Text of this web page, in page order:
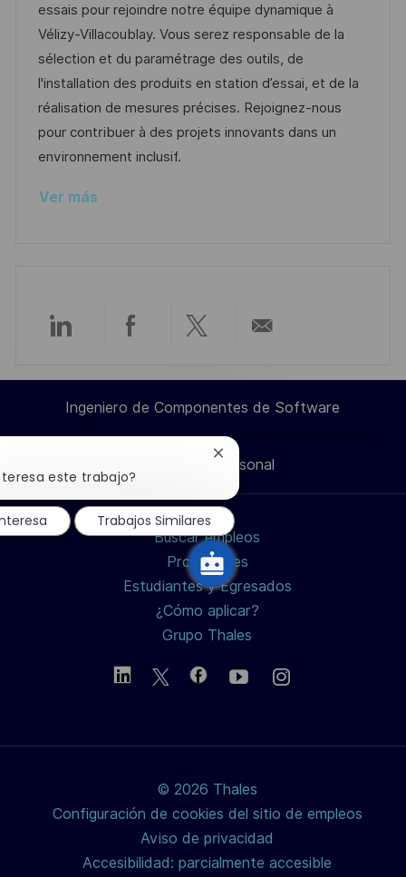
a
c
i
ó
n
h
a
d
e
p
u
b
i
ó
e
e
m
p
l
e
o
e
g
o
r
í
a
essais pour rejoindre notre équipe dynamique à
Vélizy-Villacoublay. Vous serez responsable de la
sélection et du paramétrage des outils, de
l'installation des produits en station d’essai, et de la
réalisation de mesures précises. Rejoignez-nous
pour contribuer à des projets innovants dans un
environnement inclusif.
Ver más
Compartir
a
través
de
LinkedIn
Compartir
a
través
de
Facebook
Compartir
a
través
twitter
/
X
por
correo
electrónico
Ingeniero de Componentes de Software
Información personal
Buscar empleos
Profesiones
Estudiantes y Egresados
¿Cómo aplicar?
Grupo Thales
© 2026 Thales
Configuración de cookies del sitio de empleos
Aviso de privacidad
Accesibilidad: parcialmente accesible
este trabajo?
Cerrar
notificación
de
chatbot
Trabajos Similares